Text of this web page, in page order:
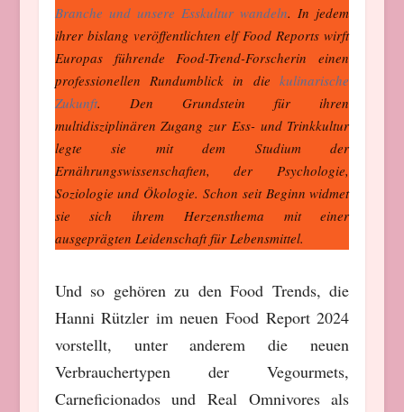
Branche und unsere Esskultur wandeln. In jedem
ihrer bislang veröffentlichten elf Food Reports wirft
Europas führende Food-Trend-Forscherin einen
professionellen Rundumblick in die kulinarische
Zukunft. Den Grundstein für ihren
multidisziplinären Zugang zur Ess- und Trinkkultur
legte sie mit dem Studium der
Ernährungswissenschaften, der Psychologie,
Soziologie und Ökologie. Schon seit Beginn widmet
sie sich ihrem Herzensthema mit einer
ausgeprägten Leidenschaft für Lebensmittel.
Und so gehören zu den Food Trends, die
Hanni Rützler im neuen Food Report 2024
vorstellt, unter anderem die neuen
Verbrauchertypen der Vegourmets,
Carneficionados und Real Omnivores als